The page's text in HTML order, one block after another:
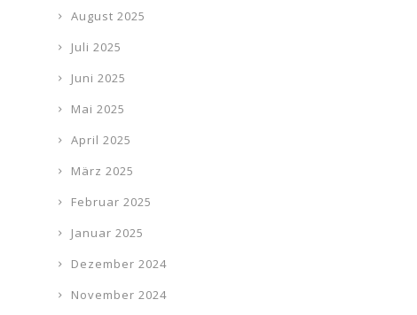
August 2025
Juli 2025
Juni 2025
Mai 2025
April 2025
März 2025
Februar 2025
Januar 2025
Dezember 2024
November 2024